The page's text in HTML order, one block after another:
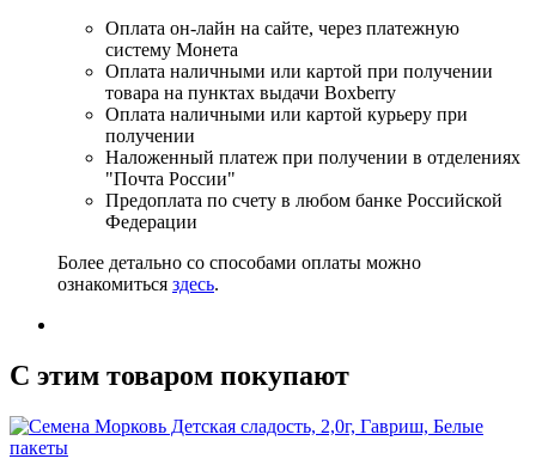
Оплата он-лайн на сайте, через платежную
систему Монета
Оплата наличными или картой при получении
товара на пунктах выдачи Boxberry
Оплата наличными или картой курьеру при
получении
Наложенный платеж при получении в отделениях
"Почта России"
Предоплата по счету в любом банке Российской
Федерации
Более детально со способами оплаты можно
ознакомиться здесь.
C этим товаром покупают